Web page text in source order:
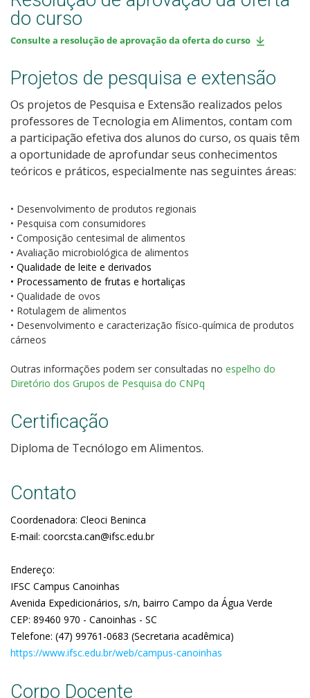
do curso
Consulte a resolução de aprovação da oferta do curso
Projetos de pesquisa e extensão
Os projetos de Pesquisa e Extensão realizados pelos
professores de Tecnologia em Alimentos, contam com
a participação efetiva dos alunos do curso, os quais têm
a oportunidade de aprofundar seus conhecimentos
teóricos e práticos, especialmente nas seguintes áreas:
• Desenvolvimento de produtos regionais
• Pesquisa com consumidores
• Composição centesimal de alimentos
• Avaliação microbiológica de alimentos
• Qualidade de leite e derivados
• Processamento de frutas e hortaliças
• Qualidade de ovos
• Rotulagem de alimentos
• Desenvolvimento e caracterização físico-química de produtos
cárneos
Outras informações podem ser consultadas no espelho do
Diretório dos Grupos de Pesquisa do CNPq
Certificação
Diploma de Tecnólogo em Alimentos.
Contato
Coordenadora: Cleoci Beninca
E-mail: coorcsta.can@ifsc.edu.br
Endereço:
IFSC Campus Canoinhas
Avenida Expedicionários, s/n, bairro Campo da Água Verde
CEP: 89460 970 - Canoinhas - SC
Telefone: (47) 99761-0683 (Secretaria acadêmica)
https://www.ifsc.edu.br/web/campus-canoinhas
Corpo Docente